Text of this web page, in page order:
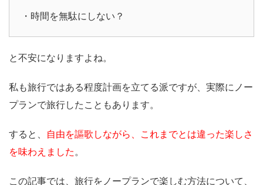
・時間を無駄にしない？
と不安になりますよね。
私も旅行ではある程度計画を立てる派ですが、実際にノー
プランで旅行したこともあります。
すると、 自由を謳歌しながら、これまでとは違った楽しさ
を味わえました。
この記事では、旅行をノープランで楽しむ方法について、